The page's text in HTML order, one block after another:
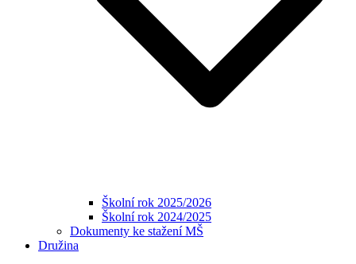
Školní rok 2025/2026
Školní rok 2024/2025
Dokumenty ke stažení MŠ
Družina